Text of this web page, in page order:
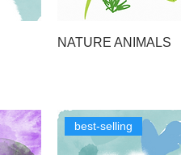
NATURE ANIMALS
best-selling